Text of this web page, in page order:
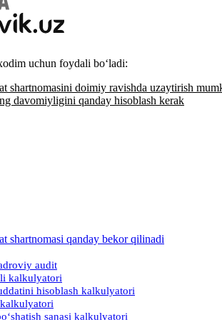
uchun foydali boʻladi:
shartnomasini doimiy ravishda uzaytirish
davomiyligini qanday hisoblash kerak
shartnomasi qanday bekor qilinadi
audit
kalkulyatori
hisoblash kalkulyatori
sanasi kalkulyatori